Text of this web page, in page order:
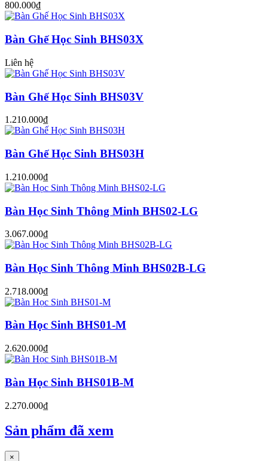
800.000₫
Bàn Ghế Học Sinh BHS03X
Liên hệ
Bàn Ghế Học Sinh BHS03V
1.210.000₫
Bàn Ghế Học Sinh BHS03H
1.210.000₫
Bàn Học Sinh Thông Minh BHS02-LG
3.067.000₫
Bàn Học Sinh Thông Minh BHS02B-LG
2.718.000₫
Bàn Học Sinh BHS01-M
2.620.000₫
Bàn Học Sinh BHS01B-M
2.270.000₫
Sản phẩm đã xem
×